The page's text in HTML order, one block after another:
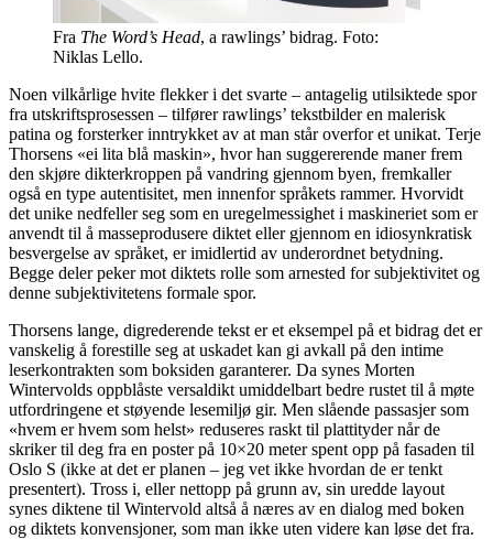
Fra The Word’s Head, a rawlings’ bidrag. Foto:
Niklas Lello.
Noen vilkårlige hvite flekker i det svarte – antagelig utilsiktede spor
fra utskriftsprosessen – tilfører rawlings’ tekstbilder en malerisk
patina og forsterker inntrykket av at man står overfor et unikat. Terje
Thorsens «ei lita blå maskin», hvor han suggererende maner frem
den skjøre dikterkroppen på vandring gjennom byen, fremkaller
også en type autentisitet, men innenfor språkets rammer. Hvorvidt
det unike nedfeller seg som en uregelmessighet i maskineriet som er
anvendt til å masseprodusere diktet eller gjennom en idiosynkratisk
besvergelse av språket, er imidlertid av underordnet betydning.
Begge deler peker mot diktets rolle som arnested for subjektivitet og
denne subjektivitetens formale spor.
Thorsens lange, digrederende tekst er et eksempel på et bidrag det er
vanskelig å forestille seg at uskadet kan gi avkall på den intime
leserkontrakten som boksiden garanterer. Da synes Morten
Wintervolds oppblåste versaldikt umiddelbart bedre rustet til å møte
utfordringene et støyende lesemiljø gir. Men slående passasjer som
«hvem er hvem som helst» reduseres raskt til plattityder når de
skriker til deg fra en poster på 10×20 meter spent opp på fasaden til
Oslo S (ikke at det er planen – jeg vet ikke hvordan de er tenkt
presentert). Tross i, eller nettopp på grunn av, sin uredde layout
synes diktene til Wintervold altså å næres av en dialog med boken
og diktets konvensjoner, som man ikke uten videre kan løse det fra.